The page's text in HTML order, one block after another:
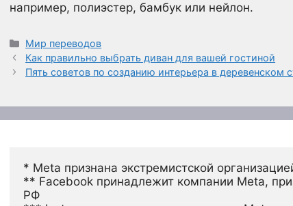
например, полиэстер, бамбук или нейлон.
Рубрики
Мир переводов
Как правильно выбрать диван для вашей гостиной
Пять советов по созданию интерьера в деревенском
* Meta признана экстремистской
** Facebook принадлежит компании Meta,
РФ